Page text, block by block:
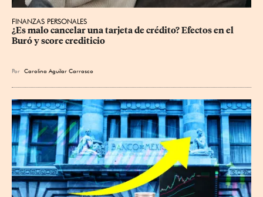
FINANZAS PERSONALES
¿Es malo cancelar una tarjeta de crédito? Efectos en el
Buró y score crediticio
Por Carolina Aguilar Carrasco